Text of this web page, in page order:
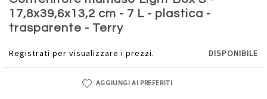
17,8x39,6x13,2 cm - 7 L - plastica -
trasparente - Terry
Registrati per visualizzare i prezzi. DISPONIBILE
AGGIUNGI AI PREFERITI
della
galleria
di